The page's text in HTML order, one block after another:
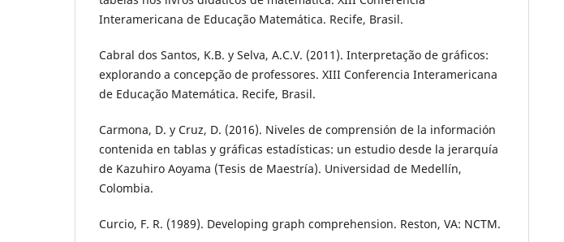
Interamericana de Educação Matemática. Recife, Brasil.
Cabral dos Santos, K.B. y Selva, A.C.V. (2011). Interpretação de gráficos:
explorando a concepção de professores. XIII Conferencia Interamericana
de Educação Matemática. Recife, Brasil.
Carmona, D. y Cruz, D. (2016). Niveles de comprensión de la información
contenida en tablas y gráficas estadísticas: un estudio desde la jerarquía
de Kazuhiro Aoyama (Tesis de Maestría). Universidad de Medellín,
Colombia.
Curcio, F. R. (1989). Developing graph comprehension. Reston, VA: NCTM.